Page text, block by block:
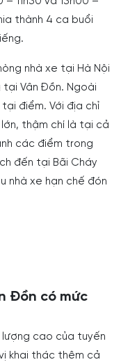
thành 4 ca buổi
nhà xe tại Hà Nội
Vân Đồn. Ngoài
điểm. Với địa chỉ
lớn, thậm chí là tại cả
các điểm trong
đến tại Bãi Cháy
nhà xe hạn chế đón
Đồn có mức
lượng cao của tuyến
khai thác thêm cả